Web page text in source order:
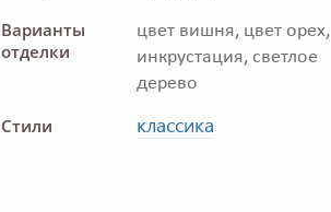
Варианты
отделки
цвет вишня, цвет орех,
инкрустация, светлое
дерево
Стили классика